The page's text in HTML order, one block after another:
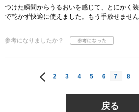
つけた瞬間からうるおいを感じて、とにかく
で乾かず快適に使えました。もう手放せません
参考になりましたか？
2 3 4 5 6 7 8
戻る